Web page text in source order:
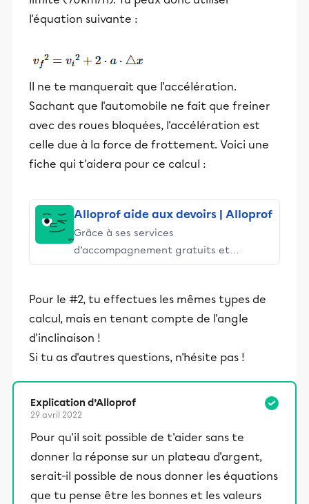
l'équation suivante :
Il ne te manquerait que l'accélération.
Sachant que l'automobile ne fait que freiner
avec des roues bloquées, l'accélération est
celle due à la force de frottement. Voici une
fiche qui t'aidera pour ce calcul :
Alloprof aide aux devoirs | Alloprof
Grâce à ses services
d’accompagnement gratuits et
stimulants, Alloprof engage les élèves
éducative.
Pour le #2, tu effectues les mêmes types de
calcul, mais en tenant compte de l'angle
d'inclinaison !
Si tu as d'autres questions, n'hésite pas !
Explication d’Alloprof
29 avril 2022
Pour qu'il soit possible de t'aider sans te
donner la réponse sur un plateau d'argent,
serait-il possible de nous donner les équations
que tu pense être les bonnes et les valeurs